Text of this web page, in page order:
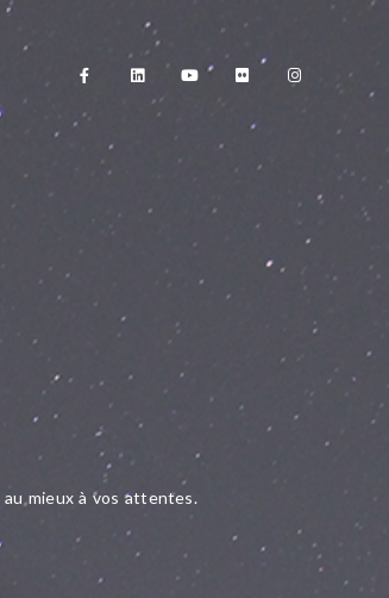
mieux à vos attentes.